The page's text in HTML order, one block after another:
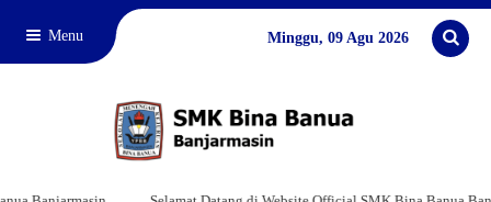
Menu Minggu, 09 Agu 2026